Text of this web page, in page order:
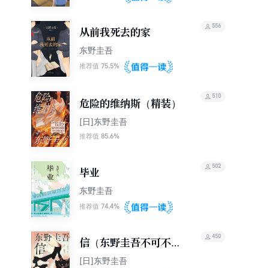
从前我死去的家
东野圭吾
推荐值 75.5%
556
危险的维纳斯（精装）
[日]东野圭吾
推荐值 85.6%
510
毕业
东野圭吾
推荐值 74.4%
502
信（东野圭吾不可不读
的洞悉人性之作）
[日]东野圭吾
450